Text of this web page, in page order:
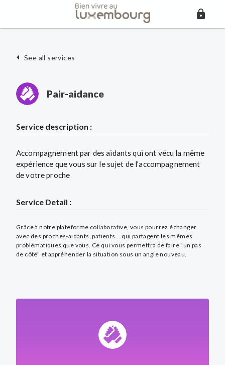
See all services
Pair-aidance
Service description :
Accompagnement par des aidants qui ont vécu la même
expérience que vous sur le sujet de l'accompagnement
de votre proche
Service Detail :
Grâce à notre plateforme collaborative, vous pourrez échanger
avec des proches-aidants, patients... qui partagent les mêmes
problématiques que vous. Ce qui vous permettra de faire "un pas
de côté" et appréhender la situation sous un angle nouveau.